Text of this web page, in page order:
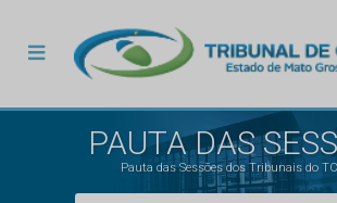
PAUTA DAS
Pauta das Sessões dos Tribunais do